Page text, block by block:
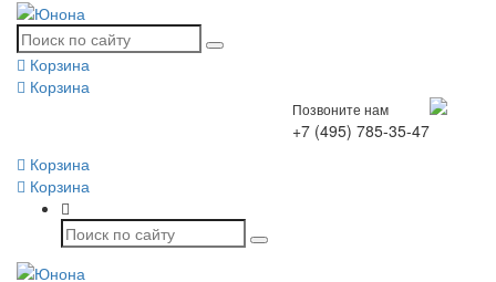
Корзина
Корзина
Позвоните нам
+7 (495) 785-35-47
Корзина
Корзина